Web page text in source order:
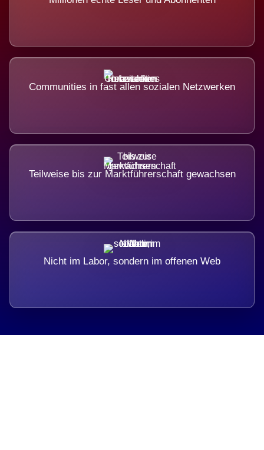
Communities in fast allen sozialen Netzwerken
Teilweise bis zur Marktführerschaft gewachsen
Nicht im Labor, sondern im offenen Web